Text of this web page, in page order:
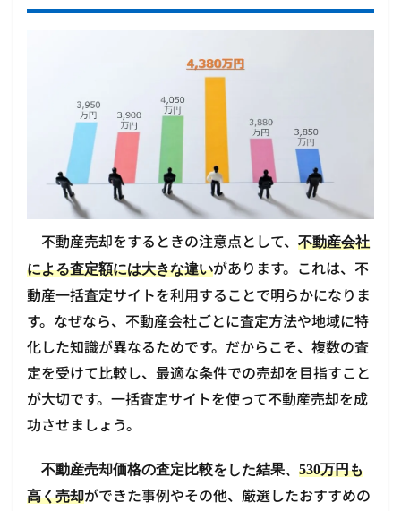
不動産売却をするときの注意点として、 不動産会社
による査定額には大きな違いがあります。これは、不
動産一括査定サイトを利用することで明らかになりま
す。なぜなら、不動産会社ごとに査定方法や地域に特
化した知識が異なるためです。だからこそ、複数の査
定を受けて比較し、最適な条件での売却を目指すこと
が大切です。一括査定サイトを使って不動産売却を成
功させましょう。
不動産売却価格の査定比較をした結果、 530万円も
高く売却ができた事例やその他、厳選したおすすめの